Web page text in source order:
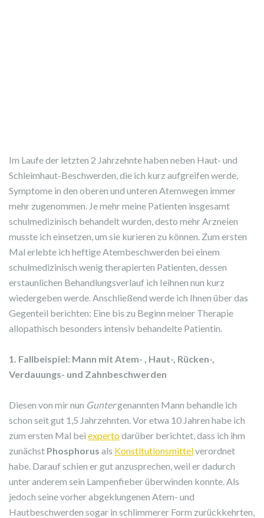
Im Laufe der letzten 2 Jahrzehnte haben neben Haut- und
Schleimhaut-Beschwerden, die ich kurz aufgreifen werde,
Symptome in den oberen und unteren Atemwegen immer
mehr zugenommen. Je mehr meine Patienten insgesamt
schulmedizinisch behandelt wurden, desto mehr Arzneien
musste ich einsetzen, um sie kurieren zu können. Zum ersten
Mal erlebte ich heftige Atembeschwerden bei einem
schulmedizinisch wenig therapierten Patienten, dessen
erstaunlichen Behandlungsverlauf ich Ieihnen nun kurz
wiedergeben werde. Anschließend werde ich Ihnen über das
Gegenteil berichten: Eine bis zu Beginn meiner Therapie
allopathisch besonders intensiv behandelte Patientin.
1. Fallbeispiel: Mann mit Atem- , Haut-, Rücken-,
Verdauungs- und Zahnbeschwerden
Diesen von mir nun Guntergenannten Mann behandle ich
schon seit gut 1,5 Jahrzehnten. Vor etwa 10 Jahren habe ich
zum ersten Mal bei expertodarüber berichtet, dass ich ihm
zunächst Phosphorus als Konstitutionsmittelverordnet
habe. Darauf schien er gut anzusprechen, weil er dadurch
unter anderem sein Lampenfieber überwinden konnte. Als
jedoch seine vorher abgeklungenen Atem- und
Hautbeschwerden sogar in schlimmerer Form zurückkehrten,